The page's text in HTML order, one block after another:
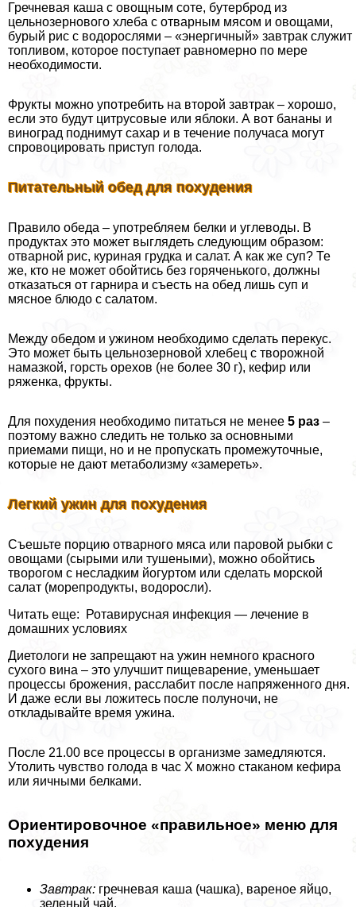
Гречневая каша с овощным соте, бутерброд из
цельнозернового хлеба с отварным мясом и овощами,
бурый рис с водорослями – «энергичный» завтpaк служит
топливом, которое поступает равномерно по мере
необходимости.
Фрукты можно употребить на второй завтpaк – хорошо,
если это будут цитрусовые или яблоки. А вот бананы и
виноград поднимут сахар и в течение получаса могут
спровоцировать приступ голода.
Питательный обед для похудения
Правило обеда – употрeбляем белки и углеводы. В
продуктах это может выглядеть следующим образом:
отварной рис, куриная грудка и салат. А как же суп? Те
же, кто не может обойтись без горяченького, должны
отказаться от гарнира и съесть на обед лишь суп и
мясное блюдо с салатом.
Между обедом и ужином необходимо сделать перекус.
Это может быть цельнозерновой хлебец с творожной
намазкой, горсть орехов (не более 30 г), кефир или
ряженка, фрукты.
Для похудения необходимо питаться не менее 5 раз –
поэтому важно следить не только за основными
приемами пищи, но и не пропускать промежуточные,
которые не дают метаболизму «замереть».
Легкий ужин для похудения
Съешьте порцию отварного мяса или паровой рыбки с
овощами (сырыми или тушеными), можно обойтись
творогом с несладким йогуртом или сделать морской
салат (морепродукты, водоросли).
Читать еще: Ротавирусная инфекция — лечение в
домашних условиях
Диетологи не запрещают на ужин немного красного
сухого вина – это улучшит пищеварение, уменьшает
процессы брожения, расслабит после напряженного дня.
И даже если вы ложитесь после полуночи, не
откладывайте время ужина.
После 21.00 все процессы в организме замедляются.
Утолить чувство голода в час Х можно стаканом кефира
или яичными белками.
Ориентировочное «правильное» меню для
похудения
Завтpaк: гречневая каша (чашка), вареное яйцо,
зеленый чай.